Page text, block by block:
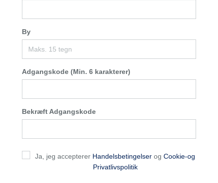
By
Adgangskode (Min. 6 karakterer)
Bekræft Adgangskode
Ja, jeg accepterer Handelsbetingelser og Cookie-og
Privatlivspolitik